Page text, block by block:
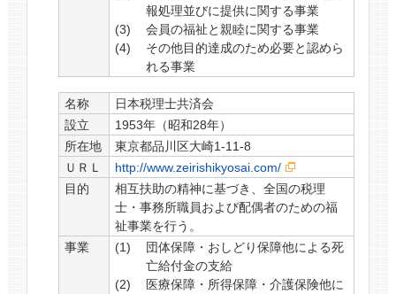
報処理並びに提供に関する事業
会員の福祉と親睦に関する事業
その他目的達成のため必要と認めら
れる事業
名称
日本税理士共済会
設立
1953年（昭和28年）
所在地
東京都品川区大崎1-11-8
ＵＲＬ
http://www.zeirishikyosai.com/
目的
相互扶助の精神に基づき、全国の税理
士・事務所職員および配偶者のための福
祉事業を行う。
事業
団体保障・おしどり保障他による死
亡給付金の支給
医療保障・所得保障・介護保険他に